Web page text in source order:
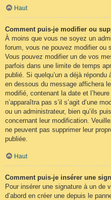
Haut
Comment puis-je modifier ou
À moins que vous ne soyez un
forum, vous ne pouvez modifier ou
Vous pouvez modifier un de vos
parfois dans une limite de temps
publié. Si quelqu’un a déjà
en dessous du message affichera
modifié, contenant la date et
n’apparaîtra pas s’il s’agit d’une
ou un administrateur, bien qu’ils
concernant leur modification.
ne peuvent pas supprimer leur
publiée.
Haut
Comment puis-je insérer une
Pour insérer une signature à un de
d’abord en créer une depuis le